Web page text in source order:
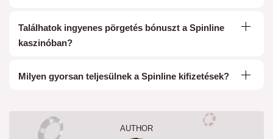
Találhatok ingyenes pörgetés bónuszt a Spinline
kaszinóban?
Milyen gyorsan teljesülnek a Spinline kifizetések?
AUTHOR